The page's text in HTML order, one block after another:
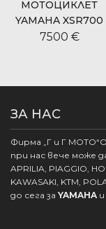
МОТОЦИКЛЕТ
YAMAHA XSR700
7500 €
ЗА НАС
Фирма „Г и Г
при нас вече може
APRILIA, PIAGGIO,
KAWASAKI, KTM,
до сега за YAMAHA и